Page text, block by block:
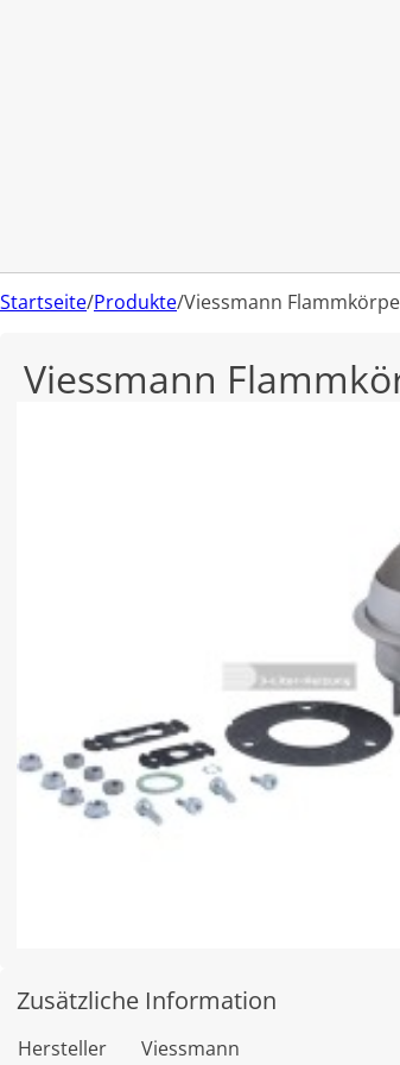
Startseite/Produkte/Viessmann
Viessmann
Zusätzliche Information
Hersteller Viessmann